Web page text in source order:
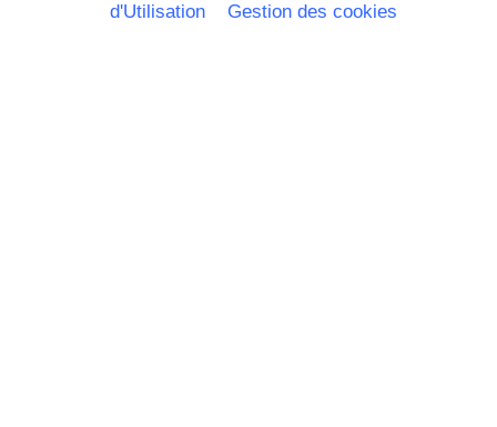
d'Utilisation
Gestion des cookies